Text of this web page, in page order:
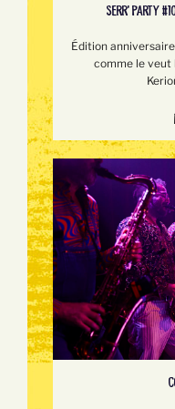
SERR’ PARTY
Édition
comme le veut